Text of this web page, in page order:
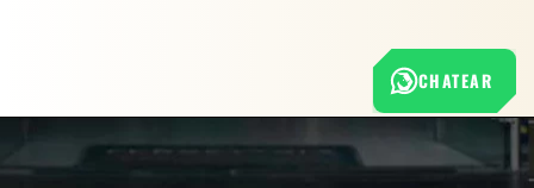
CHATEAR